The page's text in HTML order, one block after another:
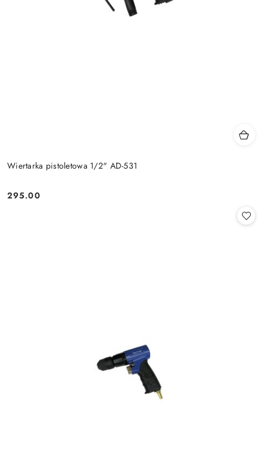
Wiertarka pistoletowa 1/2" AD-531
Cena:
295.00